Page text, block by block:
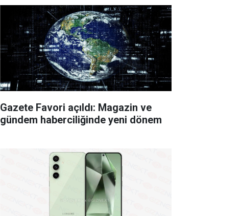
Gazete Favori açıldı: Magazin ve
gündem haberciliğinde yeni dönem